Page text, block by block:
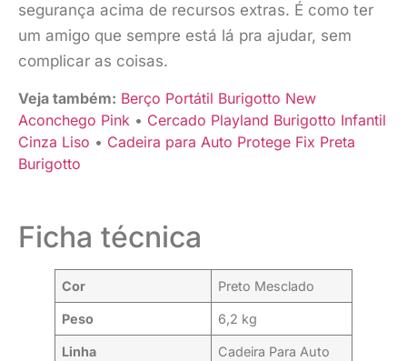
segurança acima de recursos extras. É como ter
um amigo que sempre está lá pra ajudar, sem
complicar as coisas.
Veja também: Berço Portátil Burigotto New
Aconchego Pink • Cercado Playland Burigotto Infantil
Cinza Liso • Cadeira para Auto Protege Fix Preta
Burigotto
Ficha técnica
Cor Preto Mesclado
Peso 6,2 kg
Linha
Cadeira Para Auto